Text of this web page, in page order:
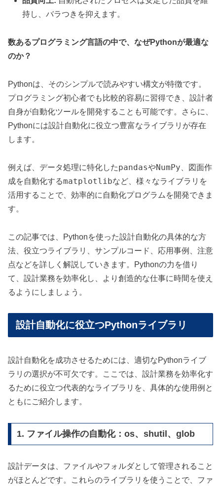
持し、バラつきを抑えます。
数あるプログラミング言語の中で、なぜPythonが最適な
のか？
Pythonは、そのシンプルで読みやすい構文が特徴です。
プログラミング初心者でも比較的容易に習得でき、設計者
自身が自動化ツールを開発することも可能です。さらに、
Pythonには設計自動化に役立つ豊富なライブラリが存在
します。
例えば、データ処理に特化したpandasやNumPy 、図面作
成を自動化するmatplotlibなど、様々なライブラリを
活用することで、効率的に自動化プログラムを開発できま
す。
この記事では、Pythonを使った設計自動化の具体的な方
法、役立つライブラリ、サンプルコード、応用事例、注意
点などを詳しく解説していきます。Pythonの力を借り
て、設計業務を効率化し、より創造的な仕事に時間を使え
るようにしましょう。
設計自動化に役立つPythonライブラリ
設計自動化を成功させるためには、適切なPythonライブ
ラリの選択が不可欠です。ここでは、設計業務を効率化す
るために役立つ代表的なライブラリを、具体的な使用例と
ともにご紹介します。
1. ファイル操作の自動化：os、shutil、glob
設計データは、ファイルやフォルダとして管理されること
がほとんどです。これらのライブラリを使うことで、ファ